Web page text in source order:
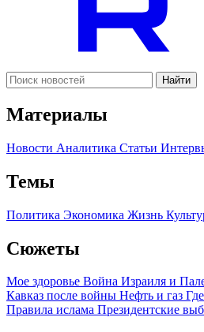
Найти
Материалы
Новости Аналитика Статьи
Темы
Политика Экономика Жизнь
Сюжеты
Мое здоровье Война Израиля и
Кавказ после войны Нефть и газ
Правила ислама Президентские